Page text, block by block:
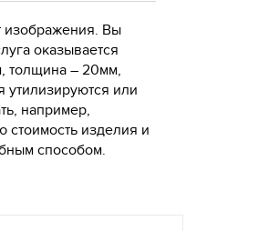
изображения. Вы
оказывается
толщина – 20мм,
утилизируются или
например,
стоимость изделия и
способом.